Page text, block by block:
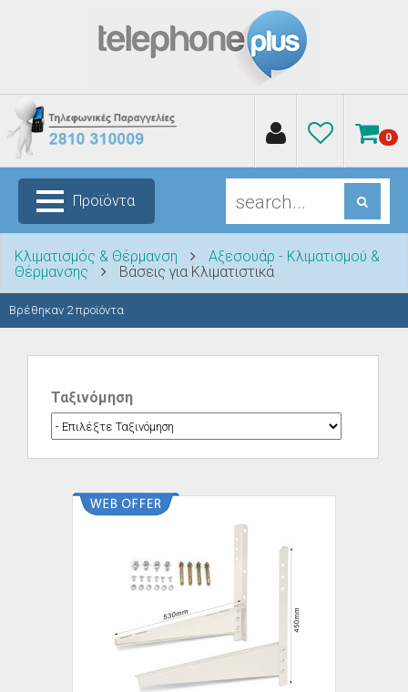
0
Προϊόντα
Κλιματισμός & Θέρμανση
Αξεσουάρ - Κλιματισμού &
Θέρμανσης
Βάσεις για Κλιματιστικά
Βρέθηκαν 2προϊόντα
Ταξινόμηση